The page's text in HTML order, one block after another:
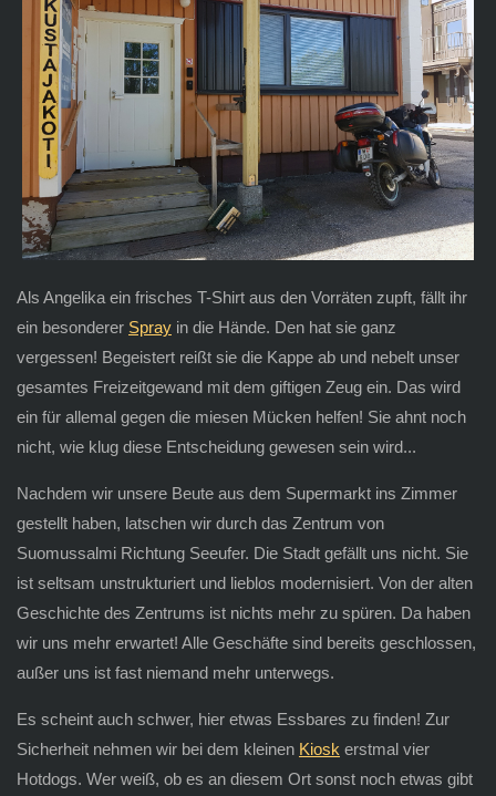
Als Angelika ein frisches T-Shirt aus den Vorräten zupft, fällt ihr
ein besonderer Sprayin die Hände. Den hat sie ganz
vergessen! Begeistert reißt sie die Kappe ab und nebelt unser
gesamtes Freizeitgewand mit dem giftigen Zeug ein. Das wird
ein für allemal gegen die miesen Mücken helfen! Sie ahnt noch
nicht, wie klug diese Entscheidung gewesen sein wird...
Nachdem wir unsere Beute aus dem Supermarkt ins Zimmer
gestellt haben, latschen wir durch das Zentrum von
Suomussalmi Richtung Seeufer. Die Stadt gefällt uns nicht. Sie
ist seltsam unstrukturiert und lieblos modernisiert. Von der alten
Geschichte des Zentrums ist nichts mehr zu spüren. Da haben
wir uns mehr erwartet! Alle Geschäfte sind bereits geschlossen,
außer uns ist fast niemand mehr unterwegs.
Es scheint auch schwer, hier etwas Essbares zu finden! Zur
Sicherheit nehmen wir bei dem kleinen Kiosk erstmal vier
Hotdogs. Wer weiß, ob es an diesem Ort sonst noch etwas gibt